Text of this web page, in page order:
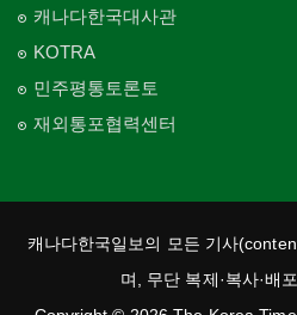
캐나다한국대사관
KOTRA
민주평통토론토
재외통포협력센터
캐나다한국일보의 모든 기사
며, 무단 복제·복사·배